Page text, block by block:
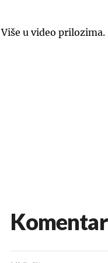
Više u video prilozima.